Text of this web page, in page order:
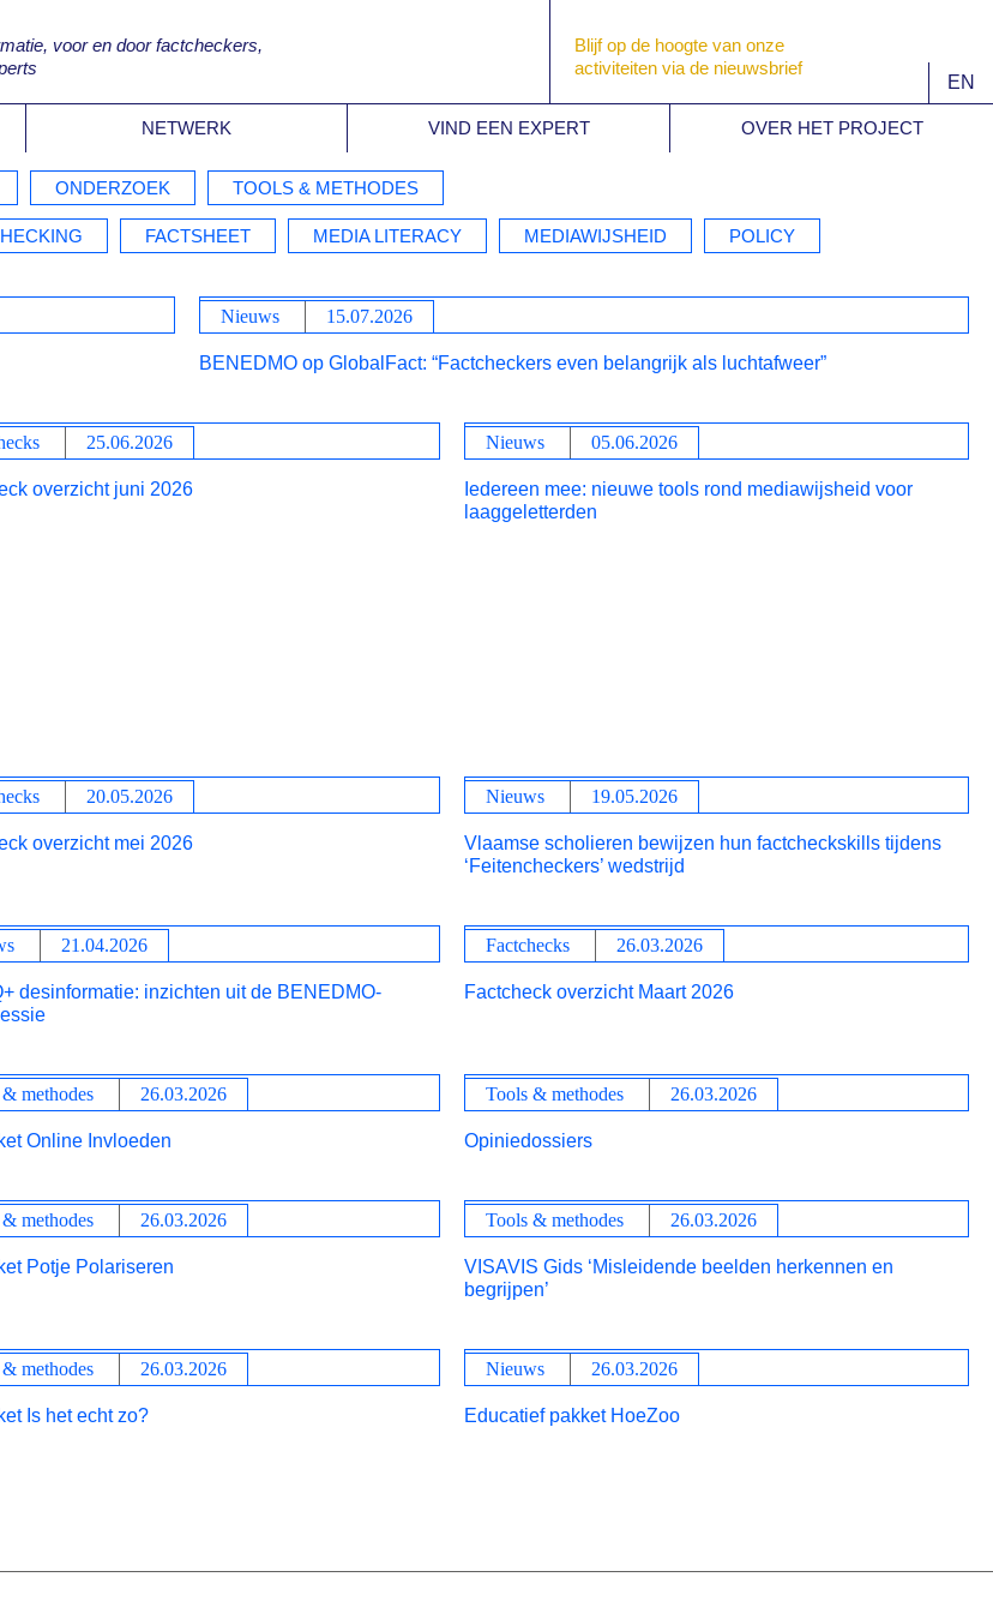
voor en door factcheckers,
Blijf op de hoogte van onze
activiteiten via de nieuwsbrief
EN
NETWERK VIND EEN EXPERT OVER HET PROJECT
ONDERZOEK
TOOLS & METHODES
FACTSHEET MEDIA LITERACY MEDIAWIJSHEID
POLICY
Nieuws 15.07.2026
BENEDMO op GlobalFact: “Factcheckers even belangrijk als luchtafweer”
25.06.2026
overzicht juni 2026
Nieuws 05.06.2026
Iedereen mee: nieuwe tools rond mediawijsheid voor
laaggeletterden
20.05.2026
overzicht mei 2026
Nieuws 19.05.2026
Vlaamse scholieren bewijzen hun factcheckskills tijdens
‘Feitencheckers’ wedstrijd
21.04.2026
desinformatie: inzichten uit de BENEDMO-
Factchecks 26.03.2026
Factcheck overzicht Maart 2026
methodes 26.03.2026
Online Invloeden
Tools & methodes 26.03.2026
Opiniedossiers
methodes 26.03.2026
Potje Polariseren
Tools & methodes 26.03.2026
VISAVIS Gids ‘Misleidende beelden herkennen en
begrijpen’
methodes 26.03.2026
Is het echt zo?
Nieuws 26.03.2026
Educatief pakket HoeZoo